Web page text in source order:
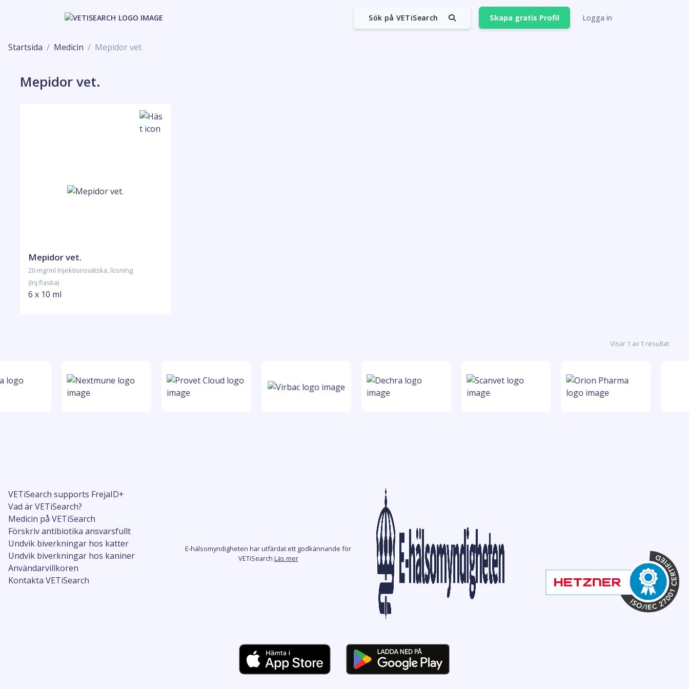
Sök på VETiSearch Skapa gratis Profil Logga in
Startsida Medicin Mepidor vet.
Mepidor vet.
Mepidor vet.
20 mg/ml Injektionsvätska, lösning
(Inj.flaska)
6 x 10 ml
Visar 1 av 1 resultat
VETiSearch supports FrejaID+
Vad är VETiSearch?
Medicin på VETiSearch
Förskriv antibiotika ansvarsfullt
Undvik biverkningar hos katter
Undvik biverkningar hos kaniner
Användarvillkoren
Kontakta VETiSearch
E-hälsomyndigheten har utfärdat ett godkännande för
VETiSearch Läs mer